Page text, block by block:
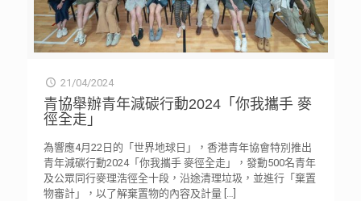
21/04/2024
青協舉辦青年減碳行動2024「你我攜手 麥
徑全走」
為響應4月22日的「世界地球日」，香港青年協會特別推出
青年減碳行動2024「你我攜手 麥徑全走」，發動500名青年
及公眾同行麥理浩徑全十段，沿途清理垃圾，並進行「棄置
物審計」，以了解棄置物的內容及計量[…]